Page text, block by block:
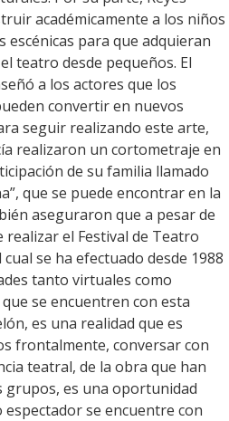
académicamente a los niños
escénicas para que adquieran
teatro desde pequeños. El
a los actores que los
convertir en nuevos
seguir realizando este arte,
realizaron un cortometraje en
de su familia llamado
que se puede encontrar en la
aseguraron que a pesar de
el Festival de Teatro
se ha efectuado desde 1988
tanto virtuales como
se encuentren con esta
es una realidad que es
frontalmente, conversar con
teatral, de la obra que han
grupos, es una oportunidad
se encuentre con